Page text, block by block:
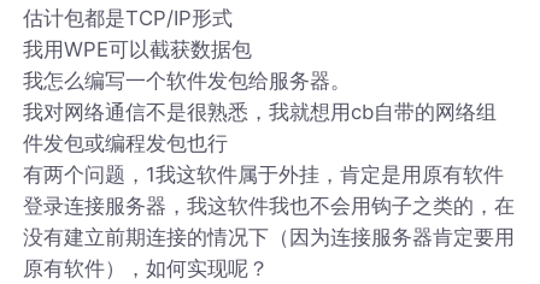
估计包都是TCP/IP形式
我用WPE可以截获数据包
我怎么编写一个软件发包给服务器。
我对网络通信不是很熟悉，我就想用cb自带的网络组
件发包或编程发包也行
有两个问题，1我这软件属于外挂，肯定是用原有软件
登录连接服务器，我这软件我也不会用钩子之类的，在
没有建立前期连接的情况下（因为连接服务器肯定要用
原有软件），如何实现呢？